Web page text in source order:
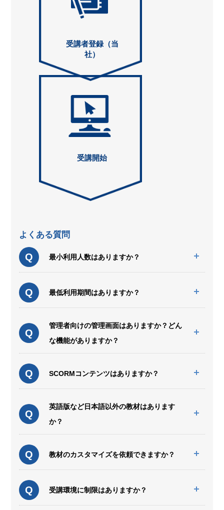
受講者登録（当
社）
受講開始
よくある質問
Q 最小利用人数はありますか？
Q 最低利用期間はありますか？
Q
管理者向けの管理画面はありますか？どん
な機能がありますか？
Q SCORMコンテンツはありますか？
Q
英語版など日本語以外の教材はあります
か？
Q 教材のカスタマイズを依頼できますか？
Q 受講環境に制限はありますか？